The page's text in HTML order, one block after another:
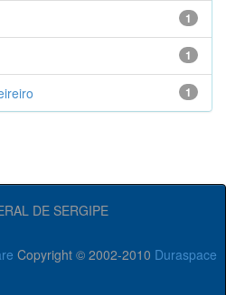
1
1
1
DE SERGIPE
Copyright © 2002-2010 Duraspace